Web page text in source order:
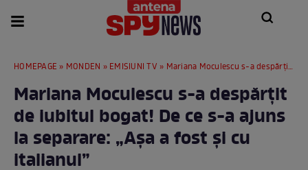
HOMEPAGE » MONDEN » EMISIUNI TV » Mariana Moculescu s-a despărțit de iubitul bogat! De ce s-a ajuns la separare: „Așa a fost și cu italianul”
Mariana Moculescu s-a despărțit
de iubitul bogat! De ce s-a ajuns
la separare: „Așa a fost și cu
italianul”